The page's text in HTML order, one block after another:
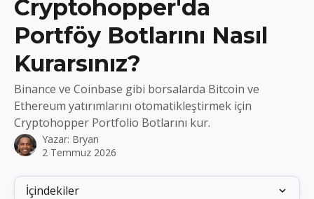
Cryptohopper'da
Portföy Botlarını Nasıl
Kurarsınız?
Binance ve Coinbase gibi borsalarda Bitcoin ve
Ethereum yatırımlarını otomatikleştirmek için
Cryptohopper Portfolio Botlarını kur.
Yazar: Bryan
2 Temmuz 2026
İçindekiler